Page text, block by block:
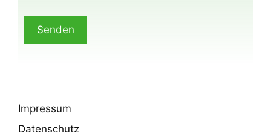
Impressum
Datenschutz